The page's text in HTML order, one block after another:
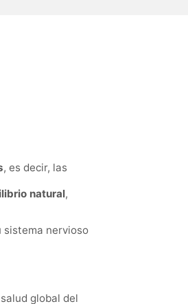
, es decir, las
natural,
sistema nervioso
global del